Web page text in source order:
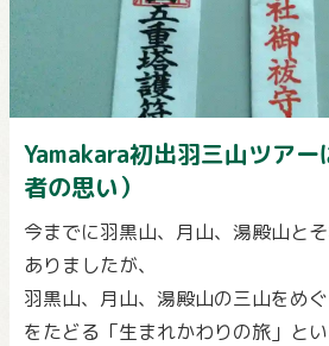
お問い合わせ
Yamakara初出羽三山ツア
者の思い）
今までに羽黒山、月山、湯殿山と
ありましたが、
羽黒山、月山、湯殿山の三山をめ
をたどる「生まれかわりの旅」とい